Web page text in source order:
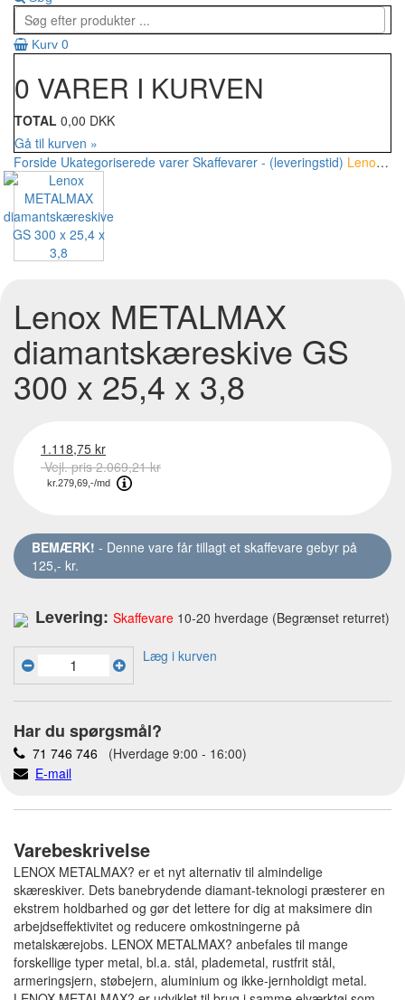
Kurv 0
0 VARER I KURVEN
TOTAL 0,00 DKK
Gå til kurven »
Forside Ukategoriserede varer Skaffevarer - (leveringstid) Lenox METALMAX diamantskæreskive GS 300 x 25,4 x 3,8
Lenox METALMAX
diamantskæreskive GS
300 x 25,4 x 3,8
1.118,75 kr
Vejl. pris 2.069,21 kr
BEMÆRK! - Denne vare får tillagt et skaffevare gebyr på
125,- kr.
Levering: Skaffevare 10-20 hverdage (Begrænset returret)
Læg i kurven
Har du spørgsmål?
71 746 746 (Hverdage 9:00 - 16:00)
E-mail
Varebeskrivelse
LENOX METALMAX? er et nyt alternativ til almindelige
skæreskiver. Dets banebrydende diamant-teknologi præsterer en
ekstrem holdbarhed og gør det lettere for dig at maksimere din
arbejdseffektivitet og reducere omkostningerne på
metalskærejobs. LENOX METALMAX? anbefales til mange
forskellige typer metal, bl.a. stål, plademetal, rustfrit stål,
armeringsjern, støbejern, aluminium og ikke-jernholdigt metal.